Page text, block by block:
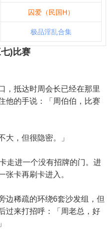
囚爱（民国H）
极品淫乱合集
)比赛
，抵达时周会长已经在那里
他的手说：「周伯伯，比赛
大，但很隐密。」
走进一个没有招牌的门。进
张卡再刷卡进入。
边稀疏的环绕6套沙发组，但
过来打招呼：「周老总，好